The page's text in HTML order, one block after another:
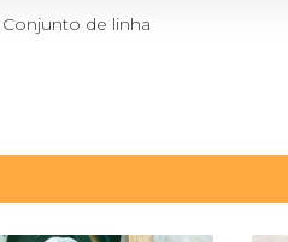
Conjunto de linha